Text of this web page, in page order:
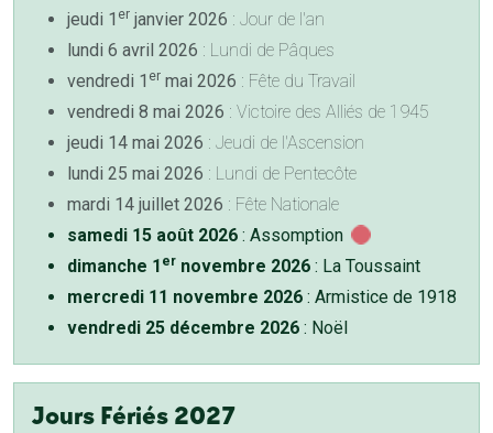
jeudi 1 er janvier 2026 : Jour de l'an
lundi 6 avril 2026 : Lundi de Pâques
vendredi 1 er mai 2026 : Fête du Travail
vendredi 8 mai 2026 : Victoire des Alliés de 1945
jeudi 14 mai 2026 : Jeudi de l'Ascension
lundi 25 mai 2026 : Lundi de Pentecôte
mardi 14 juillet 2026 : Fête Nationale
samedi 15 août 2026 : Assomption
dimanche 1 er novembre 2026 : La Toussaint
mercredi 11 novembre 2026 : Armistice de 1918
vendredi 25 décembre 2026 : Noël
Jours Fériés 2027